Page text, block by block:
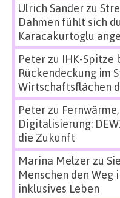
Ulrich Sanderzu
Dahmen fühlt sich
Karacakurtoglu
Peterzu IHK-Spitze
Rückendeckung im
Wirtschaftsflächen
Peterzu
Digitalisierung:
die Zukunft
Marina Melzerzu
Menschen den
inklusives Leben